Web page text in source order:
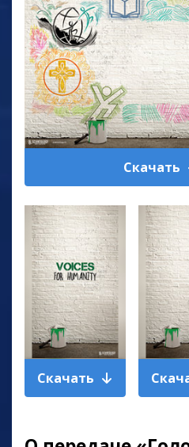
Скачать
Скачать